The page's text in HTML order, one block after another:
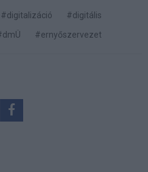
#digitalizáció
#digitális
#ernyőszervezet